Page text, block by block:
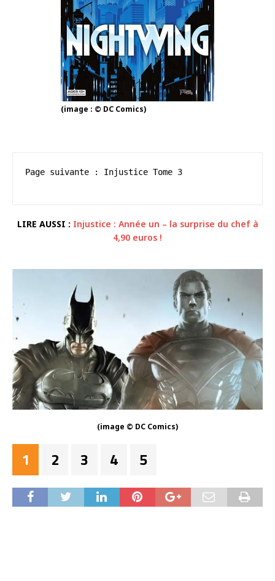
(image : © DC Comics)
Page suivante : Injustice Tome 3
LIRE AUSSI : Injustice : Année un – la surprise du chef à
4,90 euros !
(image © DC Comics)
1 2 3 4 5